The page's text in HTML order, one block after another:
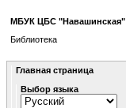
МБУК ЦБС "Навашинская"
Библиотека
Главная страница
Выбор языка